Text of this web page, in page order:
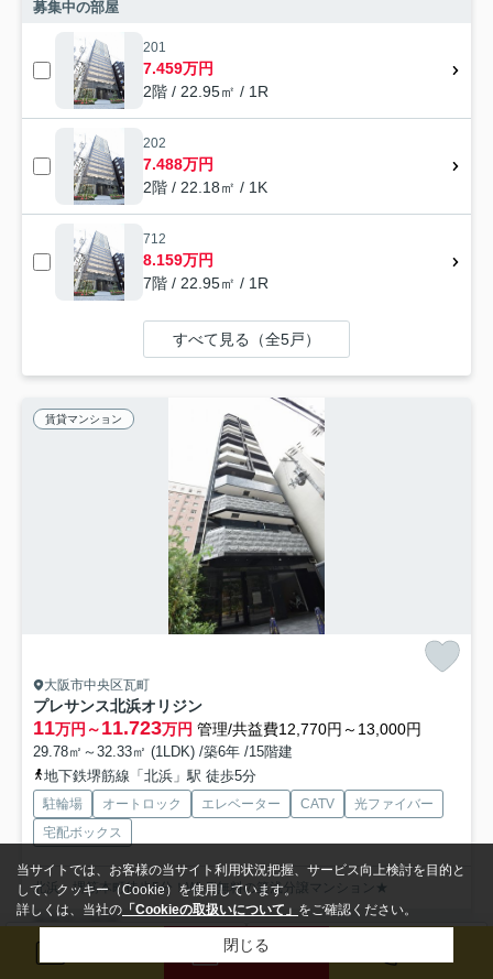
募集中の部屋
201
7.459万円
2階 / 22.95㎡ / 1R
202
7.488万円
2階 / 22.18㎡ / 1K
712
8.159万円
7階 / 22.95㎡ / 1R
すべて見る（全5戸）
賃貸マンション
大阪市中央区瓦町
プレサンス北浜オリジン
11万円～11.723万円 管理/共益費12,770円～13,000円
29.78㎡～32.33㎡ (1LDK) /築6年 /15階建
地下鉄堺筋線「北浜」駅 徒歩5分
駐輪場 オートロック エレベーター CATV
光ファイバー
宅配ボックス
北浜・堺筋本町徒歩5分！Wi-Fi無料の築浅分譲マンション★
募集中の部屋
202
来店予約
当サイトでは、お客様の当サイト利用状況把握、サービス向上検討を目的と
して、クッキー（Cookie）を使用しています。
詳しくは、当社の 「Cookieの取扱いについて」 をご確認ください。
閉じる